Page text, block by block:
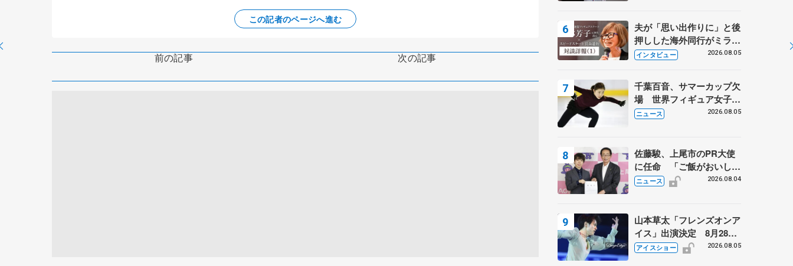
この記者のページへ進む
前の記事 次の記事
夫が「思い出作りに」と後
押しした海外同行がミラノ
まで… 繁華街のリンクで
に 小林芳子さんが振り返
るスケート人生
インタビュー 2026.08.05
千葉百音、サマーカップ欠
場 世界フィギュア女子2
位
ニュース 2026.08.05
佐藤駿、上尾市のPR大使
に任命 「ご飯がおいし
く、住みやすいのが魅力」
ニュース 2026.08.04
山本草太「フレンズオンア
イス」出演決定 8月28日
（金）2公演のみ 荒川静
アイスショー 2026.08.05